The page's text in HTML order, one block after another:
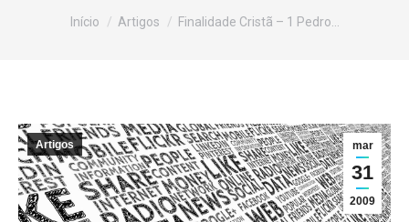
Você está aqui:
Início Artigos Finalidade Cristã – 1 Pedro…
mar
31
2009
Artigos